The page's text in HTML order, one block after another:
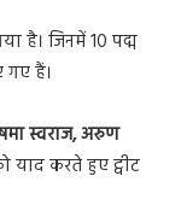
है। जिनमें 10 पद्म
गए हैं।
स्वराज, अरुण
याद करते हुए ट्वीट